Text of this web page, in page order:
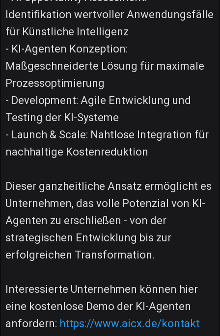
Identifikation wertvoller Anwendungsfälle
für Künstliche Intelligenz
- KI-Agenten Konzeption:
Maßgeschneiderte Lösung für maximale
Prozessoptimierung
- Development: Agile Entwicklung und
Testing der KI-Systeme
- Launch & Scale: Nahtlose Integration für
nachhaltige Kostenreduktion
Dieser ganzheitliche Ansatz ermöglicht es
Unternehmen, das volle Potenzial von KI-
Agenten zu erschließen - von der
strategischen Entwicklung bis zur
erfolgreichen Transformation.
Interessierte Unternehmen können hier
eine kostenlose Demo der KI-Agenten
anfordern: https://www.aicx.de/kontakt